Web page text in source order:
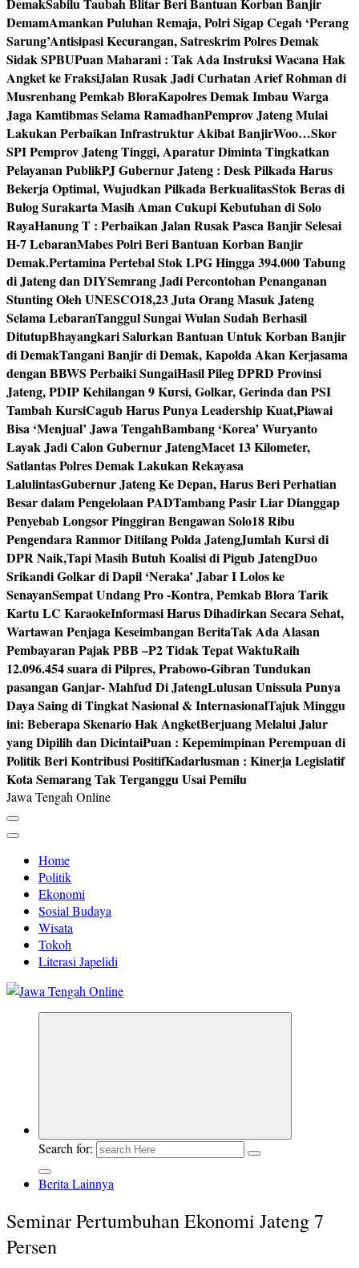
DemamAmankan Puluhan Remaja, Polri Sigap Cegah ‘Perang
Sarung’Antisipasi Kecurangan, Satreskrim Polres Demak
Sidak SPBUPuan Maharani : Tak Ada Instruksi Wacana Hak
Angket ke FraksiJalan Rusak Jadi Curhatan Arief Rohman di
Musrenbang Pemkab BloraKapolres Demak Imbau Warga
Jaga Kamtibmas Selama RamadhanPemprov Jateng Mulai
Lakukan Perbaikan Infrastruktur Akibat BanjirWoo…Skor
SPI Pemprov Jateng Tinggi, Aparatur Diminta Tingkatkan
Pelayanan PublikPJ Gubernur Jateng : Desk Pilkada Harus
Bekerja Optimal, Wujudkan Pilkada BerkualitasStok Beras di
Bulog Surakarta Masih Aman Cukupi Kebutuhan di Solo
RayaHanung T : Perbaikan Jalan Rusak Pasca Banjir Selesai
H-7 LebaranMabes Polri Beri Bantuan Korban Banjir
Demak.Pertamina Pertebal Stok LPG Hingga 394.000 Tabung
di Jateng dan DIYSemrang Jadi Percontohan Penanganan
Stunting Oleh UNESCO18,23 Juta Orang Masuk Jateng
Selama LebaranTanggul Sungai Wulan Sudah Berhasil
DitutupBhayangkari Salurkan Bantuan Untuk Korban Banjir
di DemakTangani Banjir di Demak, Kapolda Akan Kerjasama
dengan BBWS Perbaiki SungaiHasil Pileg DPRD Provinsi
Jateng, PDIP Kehilangan 9 Kursi, Golkar, Gerinda dan PSI
Tambah KursiCagub Harus Punya Leadership Kuat,Piawai
Bisa ‘Menjual’ Jawa TengahBambang ‘Korea’ Wuryanto
Layak Jadi Calon Gubernur JatengMacet 13 Kilometer,
Satlantas Polres Demak Lakukan Rekayasa
LalulintasGubernur Jateng Ke Depan, Harus Beri Perhatian
Besar dalam Pengelolaan PADTambang Pasir Liar Dianggap
Penyebab Longsor Pinggiran Bengawan Solo18 Ribu
Pengendara Ranmor Ditilang Polda JatengJumlah Kursi di
DPR Naik,Tapi Masih Butuh Koalisi di Pigub JatengDuo
Srikandi Golkar di Dapil ‘Neraka’ Jabar I Lolos ke
SenayanSempat Undang Pro -Kontra, Pemkab Blora Tarik
Kartu LC KaraokeInformasi Harus Dihadirkan Secara Sehat,
Wartawan Penjaga Keseimbangan BeritaTak Ada Alasan
Pembayaran Pajak PBB –P2 Tidak Tepat WaktuRaih
12.096.454 suara di Pilpres, Prabowo-Gibran Tundukan
pasangan Ganjar- Mahfud Di JatengLulusan Unissula Punya
Daya Saing di Tingkat Nasional & InternasionalTajuk Minggu
ini: Beberapa Skenario Hak AngketBerjuang Melalui Jalur
yang Dipilih dan DicintaiPuan : Kepemimpinan Perempuan di
Politik Beri Kontribusi PositifKadarlusman : Kinerja Legislatif
Kota Semarang Tak Terganggu Usai Pemilu
Jawa Tengah Online
Home
Politik
Ekonomi
Sosial Budaya
Wisata
Tokoh
Literasi Japelidi
Search for:
Berita Lainnya
Seminar Pertumbuhan Ekonomi Jateng 7
Persen